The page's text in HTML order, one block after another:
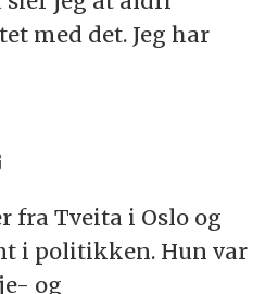
med det. Jeg har
fra Tveita i Oslo og
i politikken. Hun var
og